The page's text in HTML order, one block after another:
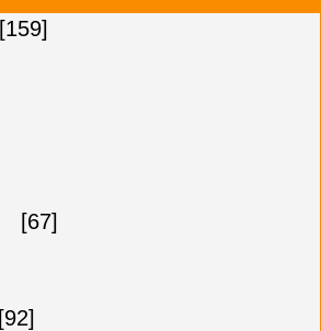
[159]
[67]
[92]